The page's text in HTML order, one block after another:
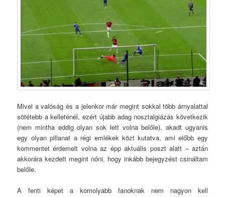
Mivel a valóság és a jelenkor már megint sokkal több árnyalattal
sötétebb a kelleténél, ezért újabb adag nosztalgiázás következik
(nem mintha eddig olyan sok lett volna belőle), akadt ugyanis
egy olyan pillanat a régi emlékek közt kutatva, ami előbb egy
kommentet érdemelt volna az épp aktuális poszt alatt – aztán
akkorára kezdett megint nőni, hogy inkább bejegyzést csináltam
belőle.
A fenti képet a komolyabb fanoknak nem nagyon kell